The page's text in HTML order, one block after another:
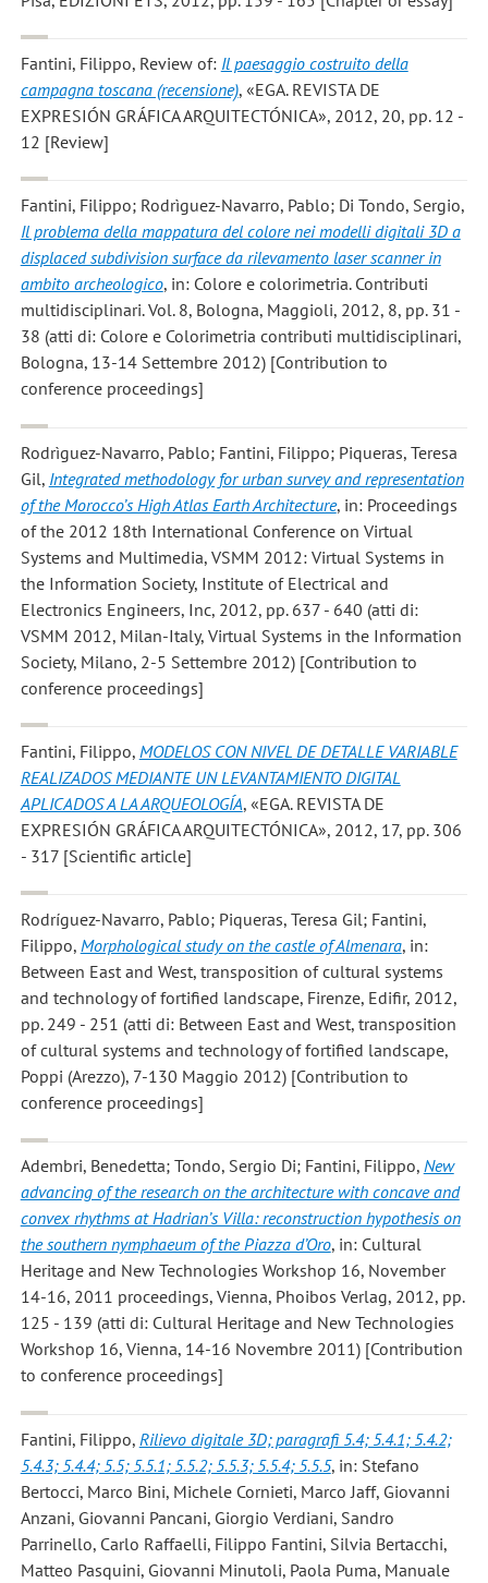
Fantini, Filippo, Review of: Il paesaggio costruito della
campagna toscana (recensione), «EGA. REVISTA DE
EXPRESIÓN GRÁFICA ARQUITECTÓNICA», 2012, 20, pp. 12 -
12 [Review]
Fantini, Filippo; Rodrìguez-Navarro, Pablo; Di Tondo, Sergio,
Il problema della mappatura del colore nei modelli digitali 3D a
displaced subdivision surface da rilevamento laser scanner in
ambito archeologico, in: Colore e colorimetria. Contributi
multidisciplinari. Vol. 8, Bologna, Maggioli, 2012, 8, pp. 31 -
38 (atti di: Colore e Colorimetria contributi multidisciplinari,
Bologna, 13-14 Settembre 2012) [Contribution to
conference proceedings]
Rodrìguez-Navarro, Pablo; Fantini, Filippo; Piqueras, Teresa
Gil, Integrated methodology for urban survey and representation
of the Morocco’s High Atlas Earth Architecture, in: Proceedings
of the 2012 18th International Conference on Virtual
Systems and Multimedia, VSMM 2012: Virtual Systems in
the Information Society, Institute of Electrical and
Electronics Engineers, Inc, 2012, pp. 637 - 640 (atti di:
VSMM 2012, Milan-Italy, Virtual Systems in the Information
Society, Milano, 2-5 Settembre 2012) [Contribution to
conference proceedings]
Fantini, Filippo, MODELOS CON NIVEL DE DETALLE VARIABLE
REALIZADOS MEDIANTE UN LEVANTAMIENTO DIGITAL
APLICADOS A LA ARQUEOLOGÍA, «EGA. REVISTA DE
EXPRESIÓN GRÁFICA ARQUITECTÓNICA», 2012, 17, pp. 306
- 317 [Scientific article]
Rodríguez-Navarro, Pablo; Piqueras, Teresa Gil; Fantini,
Filippo, Morphological study on the castle of Almenara, in:
Between East and West, transposition of cultural systems
and technology of fortified landscape, Firenze, Edifir, 2012,
pp. 249 - 251 (atti di: Between East and West, transposition
of cultural systems and technology of fortified landscape,
Poppi (Arezzo), 7-130 Maggio 2012) [Contribution to
conference proceedings]
Adembri, Benedetta; Tondo, Sergio Di; Fantini, Filippo, New
advancing of the research on the architecture with concave and
convex rhythms at Hadrian’s Villa: reconstruction hypothesis on
the southern nymphaeum of the Piazza d’Oro, in: Cultural
Heritage and New Technologies Workshop 16, November
14-16, 2011 proceedings, Vienna, Phoibos Verlag, 2012, pp.
125 - 139 (atti di: Cultural Heritage and New Technologies
Workshop 16, Vienna, 14-16 Novembre 2011) [Contribution
to conference proceedings]
Fantini, Filippo, Rilievo digitale 3D; paragrafi 5.4; 5.4.1; 5.4.2;
5.4.3; 5.4.4; 5.5; 5.5.1; 5.5.2; 5.5.3; 5.5.4; 5.5.5, in: Stefano
Bertocci, Marco Bini, Michele Cornieti, Marco Jaff, Giovanni
Anzani, Giovanni Pancani, Giorgio Verdiani, Sandro
Parrinello, Carlo Raffaelli, Filippo Fantini, Silvia Bertacchi,
Matteo Pasquini, Giovanni Minutoli, Paola Puma, Manuale